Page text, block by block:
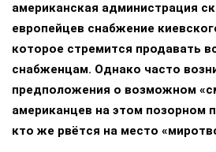
американская администрация
европейцев снабжение
которое стремится продавать
снабженцам. Однако часто
предположения о возможном
американцев на этом позорном
кто же рвётся на место